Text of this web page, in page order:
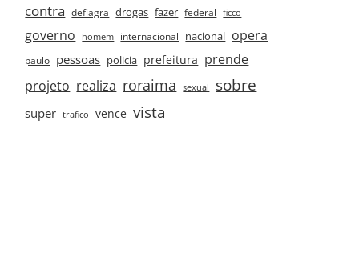
contra deflagra drogas fazer federal ficco
governo homem internacional nacional opera
paulo pessoas policia prefeitura prende
projeto realiza roraima sexual sobre
super trafico vence vista